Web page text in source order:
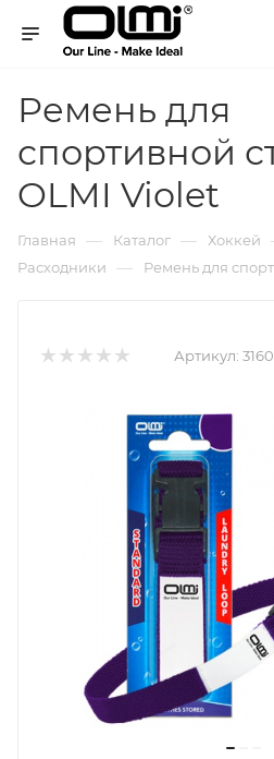
Ремень для
спортивной
OLMI Violet
Главная — Каталог — Хоккей
Расходники — Ремень для
Артикул: 3160